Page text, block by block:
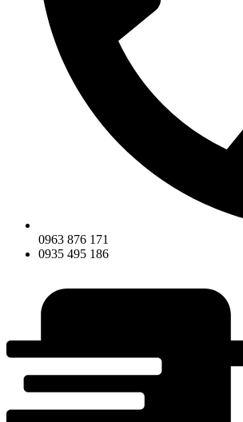
0963 876 171
0935 495 186